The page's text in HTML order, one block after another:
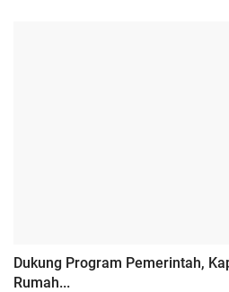
Dukung Program Pemerintah,
Rumah...